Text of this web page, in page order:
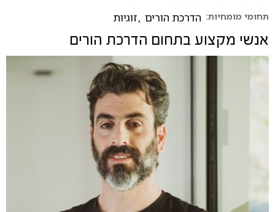
תחומי מומחיות: הדרכת הורים ,זוגיות
אנשי מקצוע בתחום הדרכת הורים